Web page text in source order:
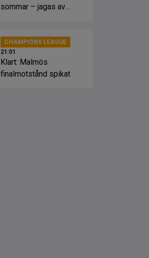
sommar – jagas av
CHAMPIONS LEAGUE
21:01
Klart: Malmös
finalmotstånd spikat